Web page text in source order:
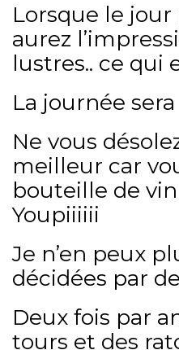
Lorsque le
aurez
lustres.. ce qui
La journée
Ne vous
meilleur car
bouteille de
Youpiiiiii
Je n’en peux
décidées par
Deux fois par
tours et des